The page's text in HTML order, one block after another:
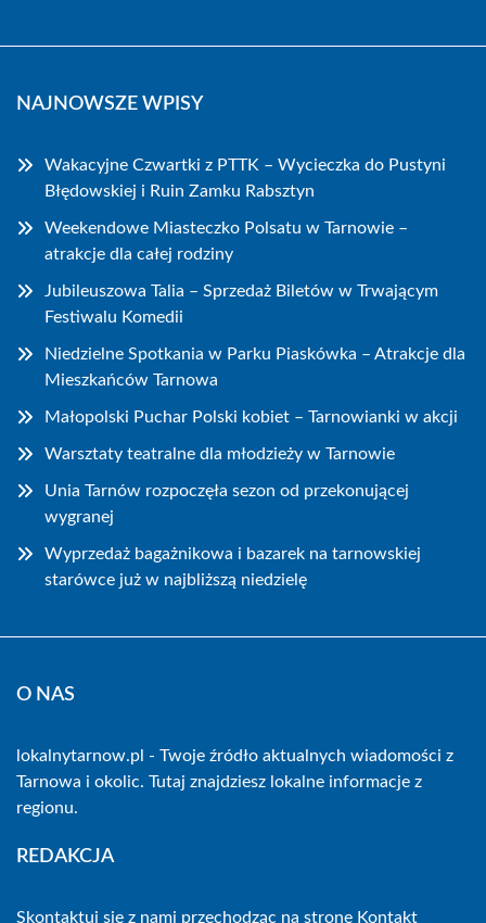
NAJNOWSZE WPISY
Wakacyjne Czwartki z PTTK – Wycieczka do Pustyni
Błędowskiej i Ruin Zamku Rabsztyn
Weekendowe Miasteczko Polsatu w Tarnowie –
atrakcje dla całej rodziny
Jubileuszowa Talia – Sprzedaż Biletów w Trwającym
Festiwalu Komedii
Niedzielne Spotkania w Parku Piaskówka – Atrakcje dla
Mieszkańców Tarnowa
Małopolski Puchar Polski kobiet – Tarnowianki w akcji
Warsztaty teatralne dla młodzieży w Tarnowie
Unia Tarnów rozpoczęła sezon od przekonującej
wygranej
Wyprzedaż bagażnikowa i bazarek na tarnowskiej
starówce już w najbliższą niedzielę
O NAS
lokalnytarnow.pl - Twoje źródło aktualnych wiadomości z
Tarnowa i okolic. Tutaj znajdziesz lokalne informacje z
regionu.
REDAKCJA
Skontaktuj się z nami przechodząc na stronę Kontakt